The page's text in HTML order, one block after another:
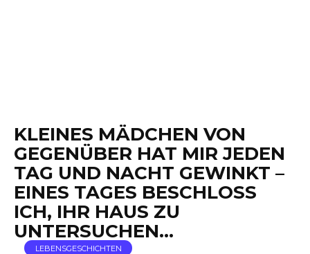
KLEINES MÄDCHEN VON
GEGENÜBER HAT MIR JEDEN
TAG UND NACHT GEWINKT –
EINES TAGES BESCHLOSS
ICH, IHR HAUS ZU
UNTERSUCHEN…
LEBENSGESCHICHTEN